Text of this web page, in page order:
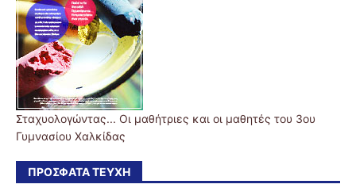
Σταχυολογώντας... Οι μαθήτριες και οι μαθητές του 3ου
Γυμνασίου Χαλκίδας
ΠΡΌΣΦΑΤΑ ΤΕΎΧΗ